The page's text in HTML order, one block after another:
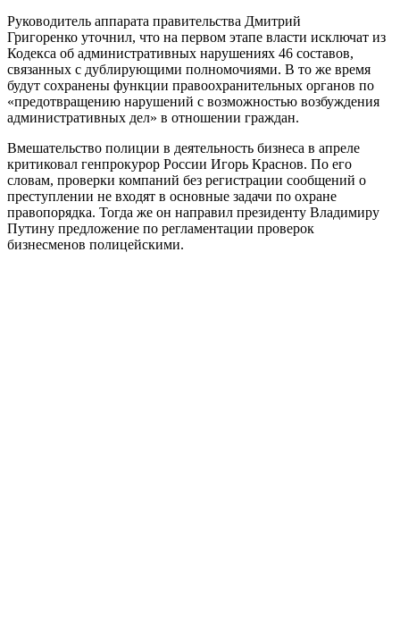
Руководитель аппарата правительства Дмитрий
Григоренко уточнил, что на первом этапе власти исключат из
Кодекса об административных нарушениях 46 составов,
связанных с дублирующими полномочиями. В то же время
будут сохранены функции правоохранительных органов по
«предотвращению нарушений с возможностью возбуждения
административных дел» в отношении граждан.
Вмешательство полиции в деятельность бизнеса в апреле
критиковал генпрокурор России Игорь Краснов. По его
словам, проверки компаний без регистрации сообщений о
преступлении не входят в основные задачи по охране
правопорядка. Тогда же он направил президенту Владимиру
Путину предложение по регламентации проверок
бизнесменов полицейскими.